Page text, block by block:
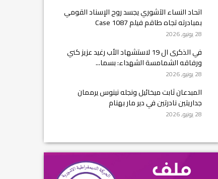
اتحاد النساء الآشوري يجسد روح الإسناد القومي
بمبادرته تجاه طاقم فيلم Case 1087
28 يونيو, 2026
في الذكرى ال 19 لاستشهاد الأب رغيد عزيز كني
ورفاقه الشمامسة الشهداء: بسما...
28 يونيو, 2026
المبدعان ثابت ميخائيل ونجله نينوس يرممان
جداريتين نادرتين في دير مار بهنام
28 يونيو, 2026